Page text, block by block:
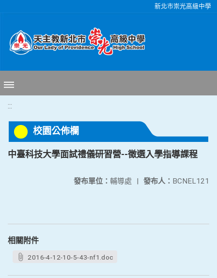
新北市崇光高級中學
:::
校園公佈欄
中臺科技大學面試禮儀研習營--徵選入學指導課程
發布人： BCNEL121
發布單位： 輔導處 |
相關附件
2016-4-12-10-5-43-nf1.doc